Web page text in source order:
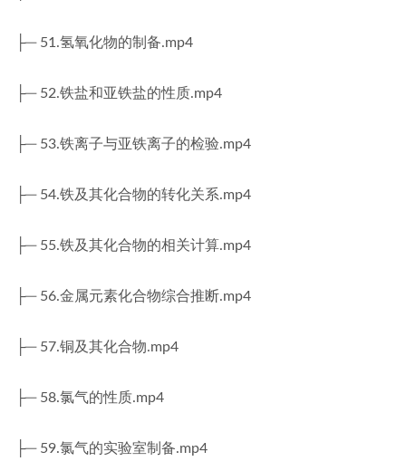
├─ 51.氢氧化物的制备.mp4
├─ 52.铁盐和亚铁盐的性质.mp4
├─ 53.铁离子与亚铁离子的检验.mp4
├─ 54.铁及其化合物的转化关系.mp4
├─ 55.铁及其化合物的相关计算.mp4
├─ 56.金属元素化合物综合推断.mp4
├─ 57.铜及其化合物.mp4
├─ 58.氯气的性质.mp4
├─ 59.氯气的实验室制备.mp4